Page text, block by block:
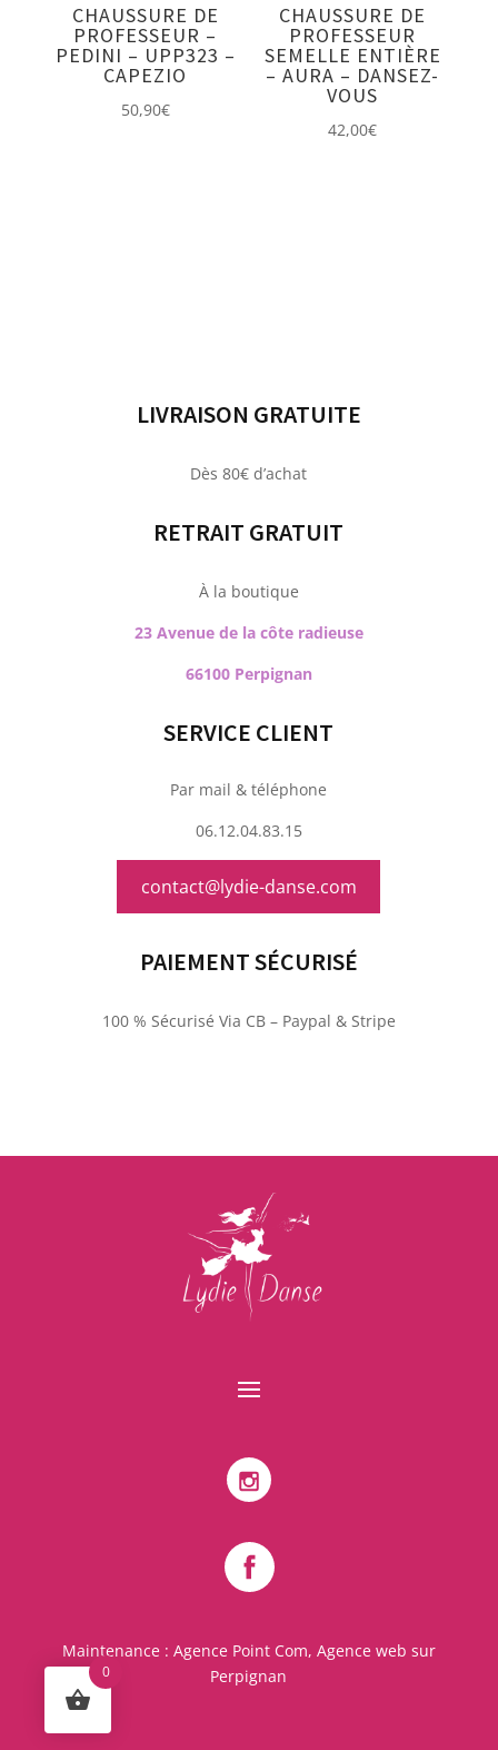
CHAUSSURE DE
PROFESSEUR –
PEDINI – UPP323 –
CAPEZIO
50,90€
CHAUSSURE DE
PROFESSEUR
SEMELLE ENTIÈRE
– AURA – DANSEZ-
VOUS
42,00€
LIVRAISON GRATUITE
Dès 80€ d’achat
RETRAIT GRATUIT
À la boutique
23 Avenue de la côte radieuse
66100 Perpignan
SERVICE CLIENT
Par mail & téléphone
06.12.04.83.15
contact@lydie-danse.com
PAIEMENT SÉCURISÉ
100 % Sécurisé Via CB – Paypal & Stripe
Maintenance : Agence Point Com, Agence web sur
Perpignan
0